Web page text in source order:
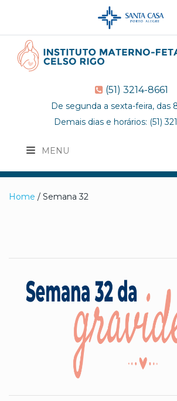
(51) 3214-8661
De segunda a sexta-feira, das
Demais dias e horários: (51)
MENU
Home / Semana 32